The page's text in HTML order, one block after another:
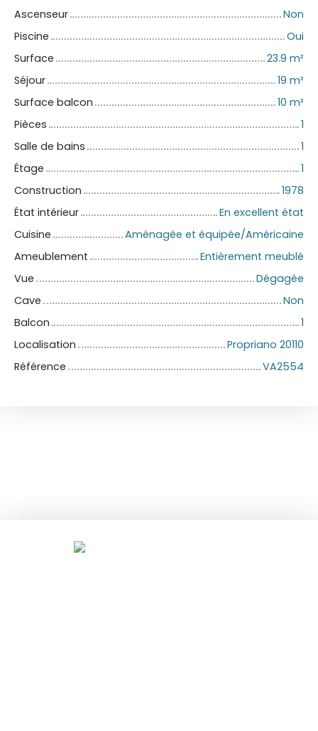
Ascenseur
Non
Piscine
Oui
Surface
23.9 m²
Séjour
19 m²
Surface balcon
10 m²
Pièces
1
Salle de bains
1
Étage
1
Construction
1978
État intérieur
En excellent état
Cuisine
Aménagée et équipée/Américaine
Ameublement
Entièrement meublé
Vue
Dégagée
Cave
Non
Balcon
1
Localisation
Propriano 20110
Référence
VA2554